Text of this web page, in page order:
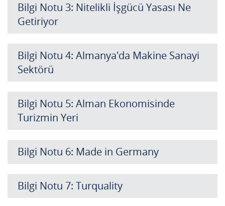
Bilgi Notu 3: Nitelikli İşgücü Yasası Ne
Getiriyor
Bilgi Notu 4: Almanya'da Makine Sanayi
Sektörü
Bilgi Notu 5: Alman Ekonomisinde
Turizmin Yeri
Bilgi Notu 6: Made in Germany
Bilgi Notu 7: Turquality